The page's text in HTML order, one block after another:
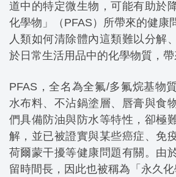
道中的特定微生物，可能有助於
化學物」（PFAS）所帶來的健康
人類如何清除體內這類難以分解
於日常生活用品中的化學物質，帶
PFAS，全名為全氟/多氟烷基物
水布料、不沾鍋塗層、唇膏與食
們具備防油與防水等特性，卻極
解，並已被證實與某些癌症、免
荷爾蒙干擾等健康問題有關。由
留時間長，因此也被稱為「永久化